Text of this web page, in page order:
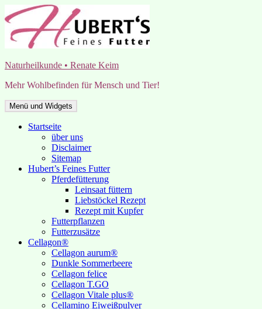
Zum
Inhalt
springen
Naturheilkunde • Renate Keim
Mehr Wohlbefinden für Mensch und Tier!
Menü und Widgets
Startseite
über uns
Disclaimer
Sitemap
Hubert’s Feines Futter
Pferdefütterung
Leinsaat füttern
Liebstöckel Rezept
Rezept mit Kupfer
Futterpflanzen
Futterzusätze
Cellagon®
Cellagon aurum®
Dunkle Sommerbeere
Cellagon felice
Cellagon T.GO
Cellagon Vitale plus®
Cellamino Eiweißpulver